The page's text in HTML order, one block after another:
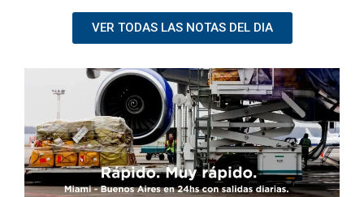
VER TODAS LAS NOTAS DEL DIA